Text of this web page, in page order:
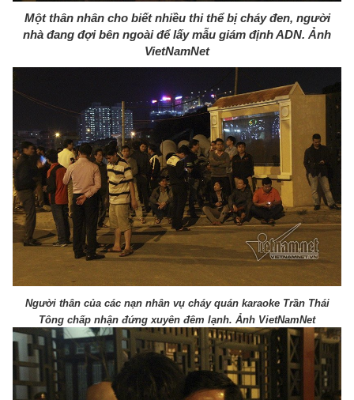
Một thân nhân cho biết nhiều thi thể bị cháy đen, người
nhà đang đợi bên ngoài để lấy mẫu giám định ADN. Ảnh
VietNamNet
Người thân của các nạn nhân vụ cháy quán karaoke Trần Thái
Tông chấp nhận đứng xuyên đêm lạnh. Ảnh VietNamNet